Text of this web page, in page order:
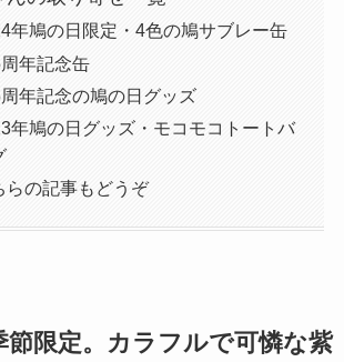
年鳩の日限定・4色の鳩サブレー缶
年記念缶
年記念の鳩の日グッズ
年鳩の日グッズ・モコモコトートバ
らの記事もどうぞ
限定。カラフルで可憐な紫